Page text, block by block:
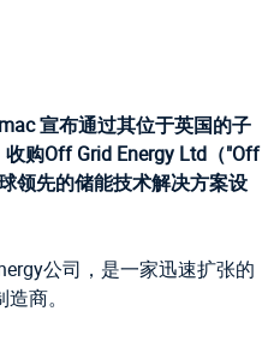
宣布通过其位于英国的子
购Off Grid Energy Ltd（"Off
领先的储能技术解决方案设
公司，是一家迅速扩张的
商。